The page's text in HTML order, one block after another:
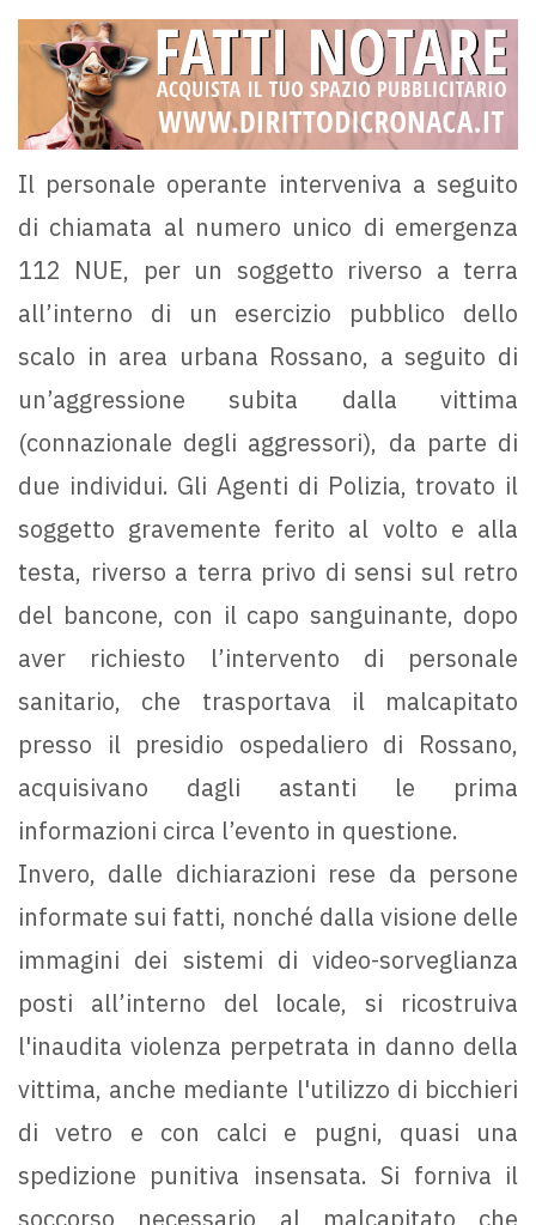
Il personale operante interveniva a seguito
di chiamata al numero unico di emergenza
112 NUE, per un soggetto riverso a terra
all’interno di un esercizio pubblico dello
scalo in area urbana Rossano, a seguito di
un’aggressione subita dalla vittima
(connazionale degli aggressori), da parte di
due individui. Gli Agenti di Polizia, trovato il
soggetto gravemente ferito al volto e alla
testa, riverso a terra privo di sensi sul retro
del bancone, con il capo sanguinante, dopo
aver richiesto l’intervento di personale
sanitario, che trasportava il malcapitato
presso il presidio ospedaliero di Rossano,
acquisivano dagli astanti le prima
informazioni circa l’evento in questione.
Invero, dalle dichiarazioni rese da persone
informate sui fatti, nonché dalla visione delle
immagini dei sistemi di video-sorveglianza
posti all’interno del locale, si ricostruiva
l'inaudita violenza perpetrata in danno della
vittima, anche mediante l'utilizzo di bicchieri
di vetro e con calci e pugni, quasi una
spedizione punitiva insensata. Si forniva il
soccorso necessario al malcapitato che